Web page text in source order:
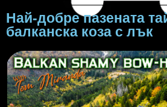
Най-добре пазената
балканска коза с лък